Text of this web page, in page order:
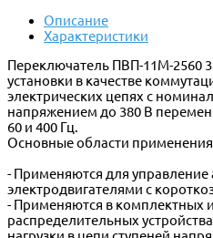
Описание
Характеристики
Переключатель ПВП-11М-2560
установки в качестве
электрических цепях с
напряжением до 380 В
60 и 400 Гц.
Основные области
- Применяются для
электродвигателями с
- Применяются в комплектных
распределительных